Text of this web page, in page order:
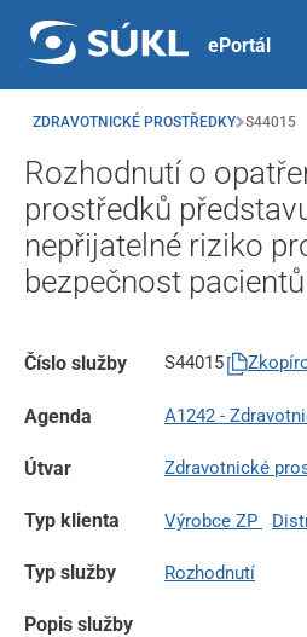
ePortál
ZDRAVOTNICKÉ PROSTŘEDKY S44015
Rozhodnutí o
prostředků
nepřijatelné riziko
bezpečnost pacientů
Číslo služby S44015
Agenda A1242 -
Útvar Zdravotnické
Typ klienta Výrobce ZP
Typ služby Rozhodnutí
Popis služby